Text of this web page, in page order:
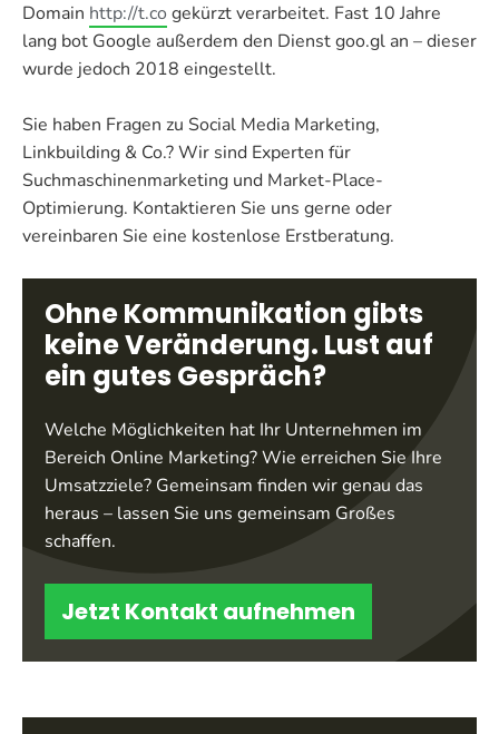
Domain http://t.co gekürzt verarbeitet. Fast 10 Jahre
lang bot Google außerdem den Dienst goo.gl an – dieser
wurde jedoch 2018 eingestellt.
Sie haben Fragen zu Social Media Marketing,
Linkbuilding & Co.? Wir sind Experten für
Suchmaschinenmarketing und Market-Place-
Optimierung. Kontaktieren Sie uns gerne oder
vereinbaren Sie eine kostenlose Erstberatung.
Ohne Kommunikation gibts
keine Veränderung. Lust auf
ein gutes Gespräch?
Welche Möglichkeiten hat Ihr Unternehmen im
Bereich Online Marketing? Wie erreichen Sie Ihre
Umsatzziele? Gemeinsam finden wir genau das
heraus – lassen Sie uns gemeinsam Großes
schaffen.
Jetzt Kontakt aufnehmen